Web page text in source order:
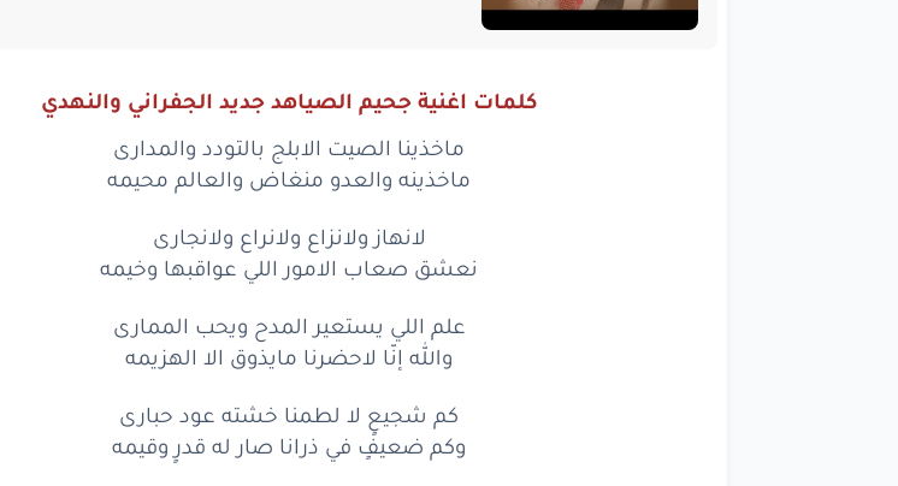
كلمات اغنية جحيم الصياهد جديد الجفراني والنهدي
ماخذينا الصيت الابلج بالتودد والمدارى
ماخذينه والعدو منغاض والعالم محيمه
لانهاز ولانزاع ولانراع ولانجارى
نعشق صعاب الامور اللي عواقبها وخيمه
علم اللي يستعير المدح ويحب الممارى
والله إنّا لاحضرنا مايذوق الا الهزيمه
كم شجيعٍ لا لطمنا خشته عود حبارى
وكم ضعيفٍ في ذرانا صار له قدرٍ وقيمه